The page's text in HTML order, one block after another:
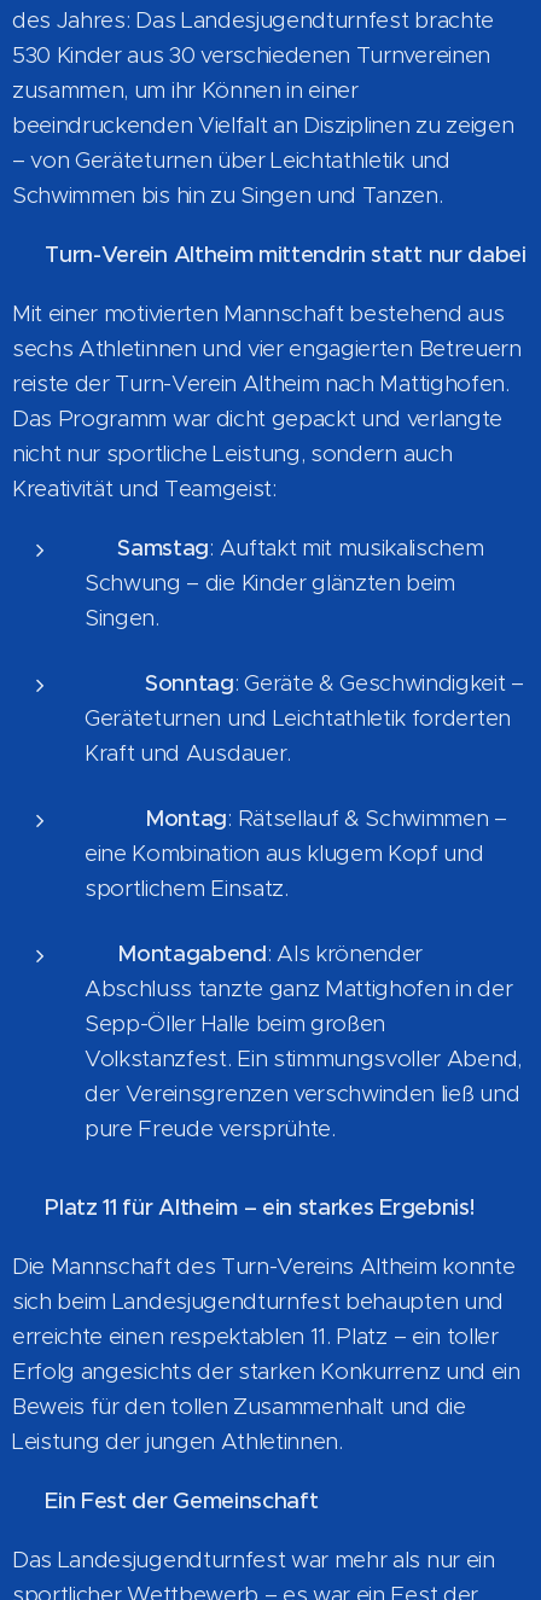
des Jahres: Das Landesjugendturnfest brachte
530 Kinder aus 30 verschiedenen Turnvereinen
zusammen, um ihr Können in einer
beeindruckenden Vielfalt an Disziplinen zu zeigen
– von Geräteturnen über Leichtathletik und
Schwimmen bis hin zu Singen und Tanzen.
Turn-Verein Altheim mittendrin statt nur dabei
Mit einer motivierten Mannschaft bestehend aus
sechs Athletinnen und vier engagierten Betreuern
reiste der Turn-Verein Altheim nach Mattighofen.
Das Programm war dicht gepackt und verlangte
nicht nur sportliche Leistung, sondern auch
Kreativität und Teamgeist:
🎤Samstag: Auftakt mit musikalischem
Schwung – die Kinder glänzten beim
Singen.
🤸‍♂️🏃Sonntag: Geräte & Geschwindigkeit –
Geräteturnen und Leichtathletik forderten
Kraft und Ausdauer.
Montag: Rätsellauf & Schwimmen –
eine Kombination aus klugem Kopf und
sportlichem Einsatz.
Montagabend: Als krönender
Abschluss tanzte ganz Mattighofen in der
Sepp-Öller Halle beim großen
Volkstanzfest. Ein stimmungsvoller Abend,
der Vereinsgrenzen verschwinden ließ und
pure Freude versprühte.
Platz 11 für Altheim – ein starkes Ergebnis!
Die Mannschaft des Turn-Vereins Altheim konnte
sich beim Landesjugendturnfest behaupten und
erreichte einen respektablen 11. Platz – ein toller
Erfolg angesichts der starken Konkurrenz und ein
Beweis für den tollen Zusammenhalt und die
Leistung der jungen Athletinnen.
Ein Fest der Gemeinschaft
Das Landesjugendturnfest war mehr als nur ein
sportlicher Wettbewerb – es war ein Fest der